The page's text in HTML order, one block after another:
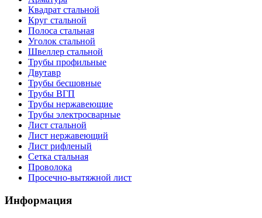
Квадрат стальной
Круг стальной
Полоса стальная
Уголок стальной
Швеллер стальной
Трубы профильные
Двутавр
Трубы бесшовные
Трубы ВГП
Трубы нержавеющие
Трубы электросварные
Лист стальной
Лист нержавеющий
Лист рифленый
Сетка стальная
Проволока
Просечно-вытяжной лист
Информация